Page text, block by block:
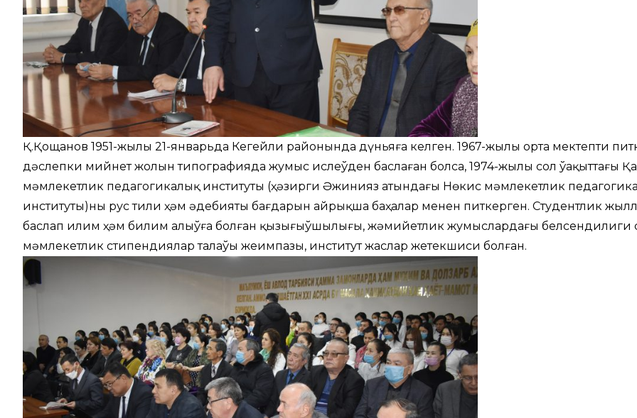
Қ.Қощанов 1951-жылы 21-январьда Кегейли районында дүньяға келген. 1967-жылы орта мектепти
дәслепки мийнет жолын типографияда жумыс ислеўден баслаған болса, 1974-жылы сол ўақыттағы
мәмлекетлик педагогикалық институты (ҳәзирги Әжинияз атындағы Нөкис мәмлекетлик
институты)ның рус тили ҳәм әдебияты бағдарын айрықша баҳалар менен питкерген. Студентлик
баслап илим ҳәм билим алыўға болған қызығыўшылығы, жәмийетлик жумыслардағы белсендилиги
мәмлекетлик стипендиялар таңлаўы жеңимпазы, институт жаслар жетекшиси болған.